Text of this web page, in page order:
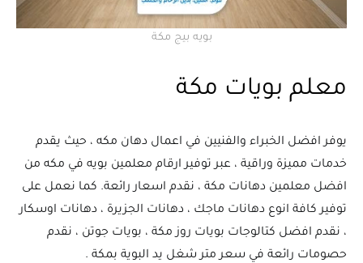
بويه بيج مكة
معلم بويات مكة
يوفر افضل الخبراء والفنيين في اعمال دهان مكه ، حيث يقدم
خدمات مميزة وراقية ، عبر توفير ارقام معلمين بويه في مكه من
افضل معلمين دهانات مكة ، نقدم اسعار رائعة. كما نعمل على
توفير كافة انوع دهانات ماجك ، دهانات الجزيرة ، دهانات اوسكار
، نقدم افضل كتالوجات بويات روز مكة ، بويات جوتن ، نقدم
حصومات رائعة في سعر متر شغل يد البوية بمكة .